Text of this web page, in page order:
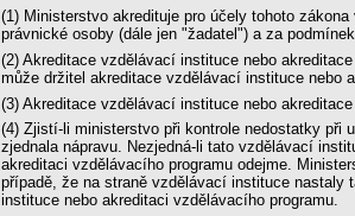
(1) Ministerstvo akredituje pro účely tohoto
právnické osoby (dále jen "žadatel") a za
(2) Akreditace vzdělávací instituce nebo
může držitel akreditace vzdělávací instituce nebo
(3) Akreditace vzdělávací instituce nebo
(4) Zjistí-li ministerstvo při kontrole nedostatky při
zjednala nápravu. Nezjedná-li tato vzdělávací
akreditaci vzdělávacího programu odejme.
případě, že na straně vzdělávací instituce
instituce nebo akreditaci vzdělávacího programu.